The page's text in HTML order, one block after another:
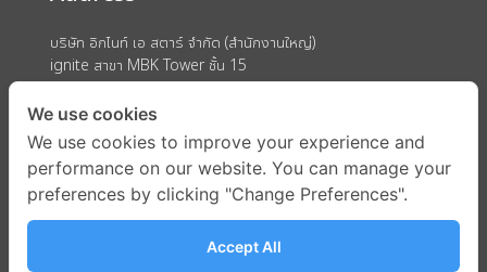
บริษัท อิกไนท์ เอ สตาร์ จำกัด (สำนักงานใหญ่)
ignite สาขา MBK Tower ชั้น 15
ถนนพญาไท แขวงวังใหม่ เขตปทุมวัน กรุงเทพมหานคร 10330
We use cookies
We use cookies to improve your experience and
performance on our website. You can manage your
preferences by clicking "Change Preferences".
Accept All